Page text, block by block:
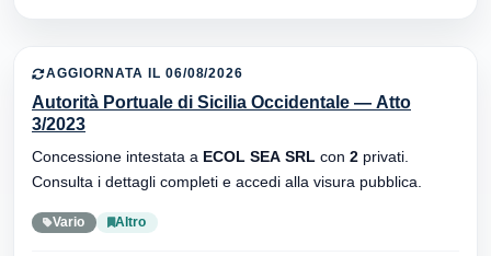
AGGIORNATA IL 06/08/2026
Autorità Portuale di Sicilia Occidentale — Atto
3/2023
Concessione intestata a ECOL SEA SRL con 2 privati.
Consulta i dettagli completi e accedi alla visura pubblica.
Vario Altro